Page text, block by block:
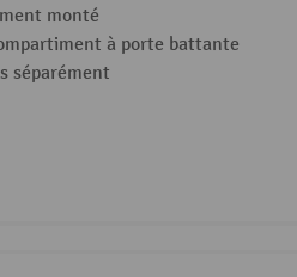
monté
à porte battante
séparément